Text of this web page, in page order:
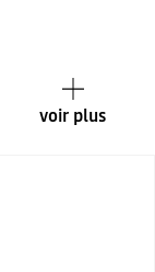
voir plus